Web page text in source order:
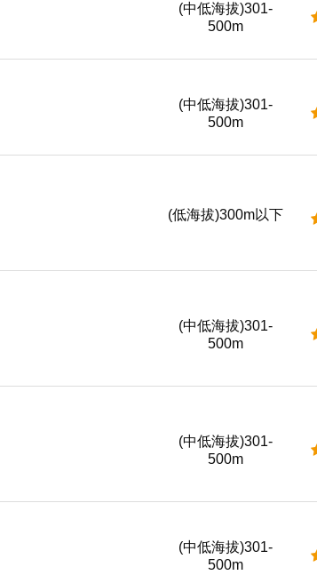
(中低海拔)301-
500m
(中低海拔)301-
500m
(低海拔)300m以下
(中低海拔)301-
500m
(中低海拔)301-
500m
(中低海拔)301-
500m